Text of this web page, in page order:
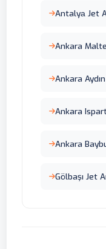
Antalyа Jet
Ankara
Ankara
Ankara
Ankara
Gölbaşı Jet